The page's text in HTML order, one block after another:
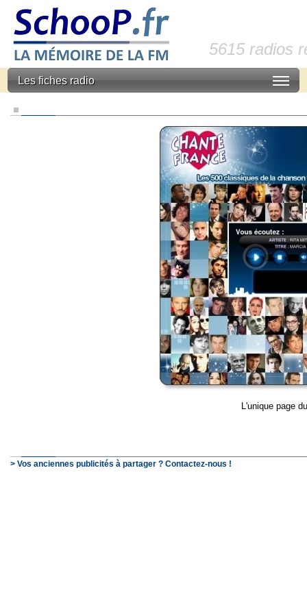
5615 radios
Les fiches radio
L'unique page
> Vos anciennes publicités à partager ? Contactez-nous !